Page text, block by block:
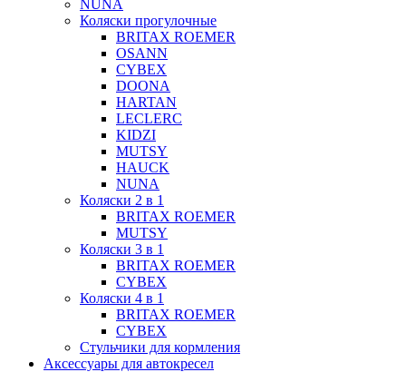
NUNA
Коляски прогулочные
BRITAX ROEMER
OSANN
CYBEX
DOONA
HARTAN
LECLERC
KIDZI
MUTSY
HAUCK
NUNA
Коляски 2 в 1
BRITAX ROEMER
MUTSY
Коляски 3 в 1
BRITAX ROEMER
CYBEX
Коляски 4 в 1
BRITAX ROEMER
CYBEX
Стульчики для кормления
Аксессуары для автокресел